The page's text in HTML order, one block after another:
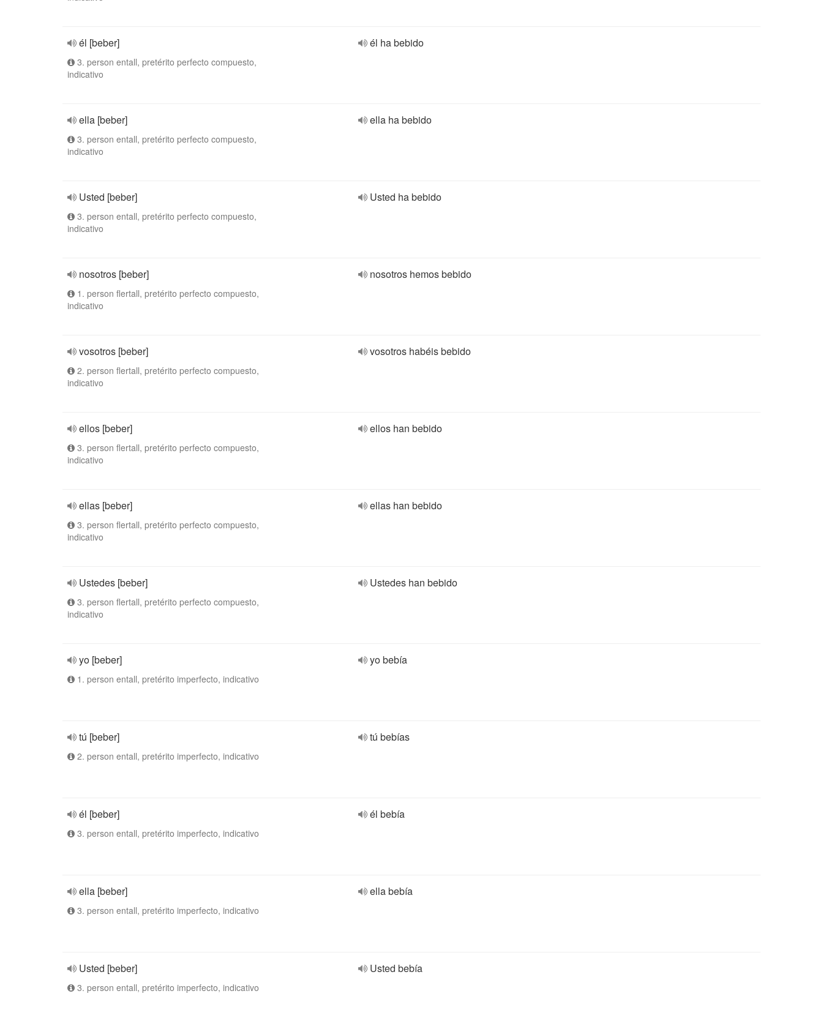
él [beber]
3. person entall, pretérito perfecto compuesto,
indicativo
él ha bebido
ella [beber]
3. person entall, pretérito perfecto compuesto,
indicativo
ella ha bebido
Usted [beber]
3. person entall, pretérito perfecto compuesto,
indicativo
Usted ha bebido
nosotros [beber]
1. person flertall, pretérito perfecto compuesto,
indicativo
nosotros hemos bebido
vosotros [beber]
2. person flertall, pretérito perfecto compuesto,
indicativo
vosotros habéis bebido
ellos [beber]
3. person flertall, pretérito perfecto compuesto,
indicativo
ellos han bebido
ellas [beber]
3. person flertall, pretérito perfecto compuesto,
indicativo
ellas han bebido
Ustedes [beber]
3. person flertall, pretérito perfecto compuesto,
indicativo
Ustedes han bebido
yo [beber]
1. person entall, pretérito imperfecto, indicativo
yo bebía
tú [beber]
2. person entall, pretérito imperfecto, indicativo
tú bebías
él [beber]
3. person entall, pretérito imperfecto, indicativo
él bebía
ella [beber]
3. person entall, pretérito imperfecto, indicativo
ella bebía
Usted [beber]
3. person entall, pretérito imperfecto, indicativo
Usted bebía